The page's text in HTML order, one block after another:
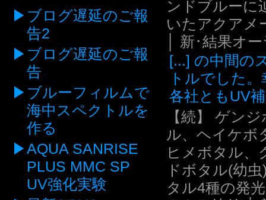
ブログ遅延のご報
告2
ブログ遅延のご報
告
ブルーフィルムで
海中スペクトルを
作る
AQUA SANRISE
PLUS MMC SP
UV強化実験
ンドブルーに
いたアクアメ
│ 新･結果オ
[...] の中間の
トルでした
各社ともUV
【続】 ゲン
ル、ヘイケボ
ヒメボタル、
ドボタル(幼
タル4種の発